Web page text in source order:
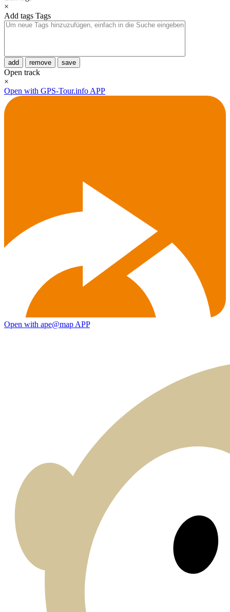
×
Add tags Tags
add remove save
Open track
×
Open with GPS-Tour.info APP
Open with ape@map APP